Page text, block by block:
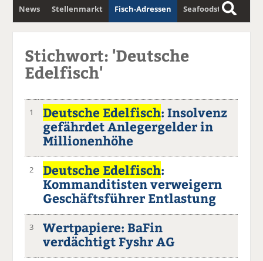
News Stellenmarkt Fisch-Adressen Seafoodstar
Fischwirtschafts-Gipfel Newsletter
S
u
Stichwort: 'Deutsche
Edelfisch'
1 Deutsche Edelfisch: Insolvenz
gefährdet Anlegergelder in
Millionenhöhe
2 Deutsche Edelfisch:
Kommanditisten verweigern
Geschäftsführer Entlastung
3
Wertpapiere: BaFin
verdächtigt Fyshr AG